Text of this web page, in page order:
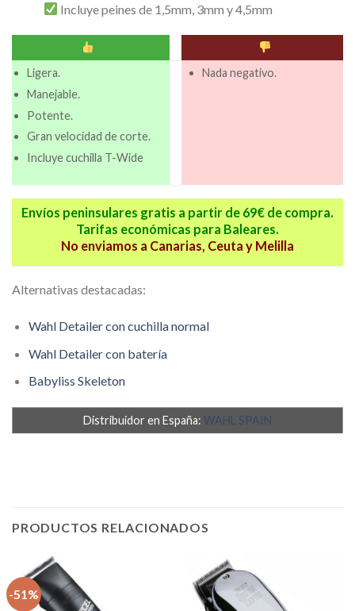
Incluye peines de 1,5mm, 3mm y 4,5mm
Ligera.
Manejable.
Potente.
Gran velocidad de corte.
Incluye cuchilla T-Wide
Nada negativo.
Envíos peninsulares gratis a partir de 69€ de compra.
Tarifas económicas para Baleares.
No enviamos a Canarias, Ceuta y Melilla
Alternativas destacadas:
Wahl Detailer con cuchilla normal
Wahl Detailer con batería
Babyliss Skeleton
Distribuidor en España: WAHL SPAIN
PRODUCTOS RELACIONADOS
-51%